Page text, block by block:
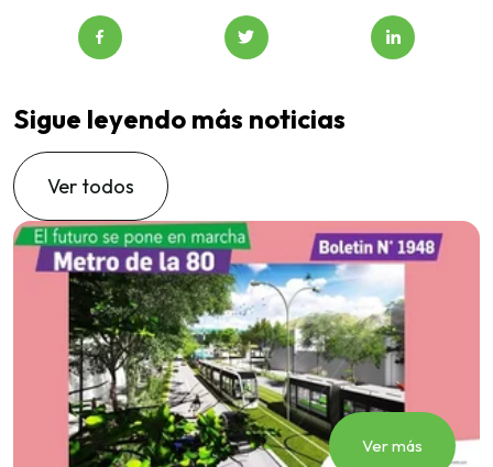
Sigue leyendo más noticias
Ver todos
Ver más